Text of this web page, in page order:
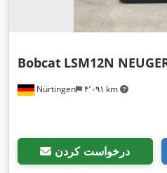
Nürtingen ۴٬۰۹۱ km
Bobcat LSM12N
درخواست کردن